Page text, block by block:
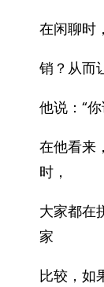
在闲聊时
销？从而
他说：“
在他看来
时，
大家都在
家
比较，如